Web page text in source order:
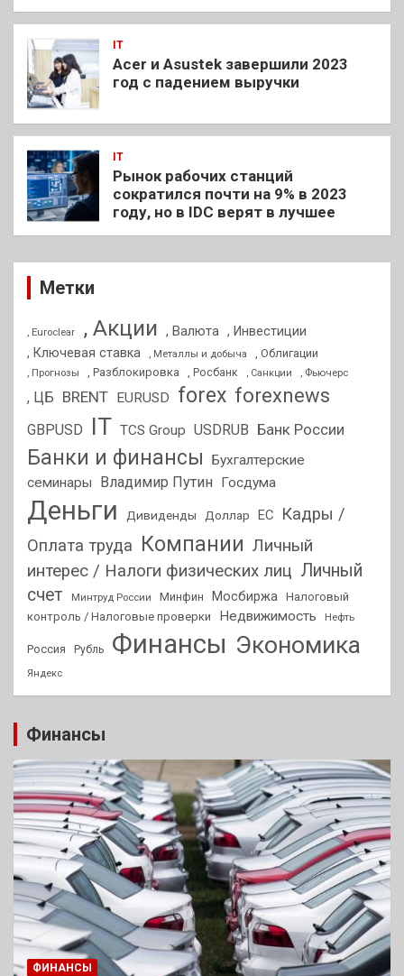
IT
Acer и Asustek завершили 2023
год с падением выручки
IT
Рынок рабочих станций
сократился почти на 9% в 2023
году, но в IDC верят в лучшее
Метки
, Euroclear , Акции , Валюта , Инвестиции
, Ключевая ставка
, Металлы и добыча , Облигации
, Прогнозы , Разблокировка , Росбанк , Санкции , Фьючерс
, ЦБ BRENT EURUSD forex forexnews
GBPUSD IT TCS Group USDRUB Банк России
Банки и финансы
Бухгалтерские
семинары
Владимир Путин Госдума
Деньги Дивиденды Доллар ЕС
Кадры /
Оплата труда Компании Личный
интерес / Налоги физических лиц Личный
счет
Минтруд России Минфин Мосбиржа Налоговый
контроль / Налоговые проверки
Недвижимость Нефть
Россия Рубль Финансы Экономика
Яндекс
Финансы
ФИНАНСЫ